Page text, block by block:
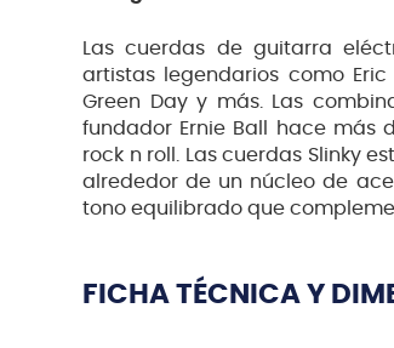
Las cuerdas de guitarra
artistas legendarios como Eric
Green Day y más. Las
fundador Ernie Ball hace más
rock n roll. Las cuerdas Slinky
alrededor de un núcleo de
tono equilibrado que
FICHA TÉCNICA Y